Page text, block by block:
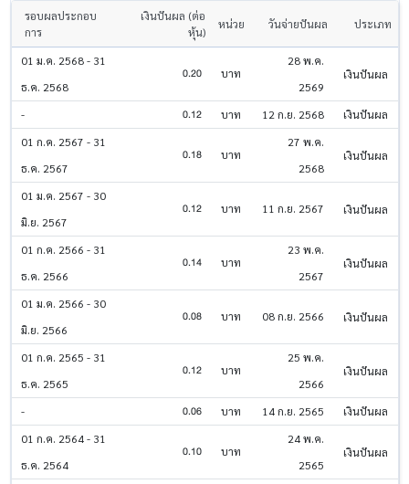
รอบผลประกอบ
การ
เงินปันผล (ต่อ
หุ้น)
หน่วย วันจ่ายปันผล ประเภท
01 ม.ค. 2568 - 31
ธ.ค. 2568
0.20 บาท
28 พ.ค.
2569
เงินปันผล
- 0.12 บาท 12 ก.ย. 2568
เงินปันผล
01 ก.ค. 2567 - 31
ธ.ค. 2567
0.18 บาท
27 พ.ค.
2568
เงินปันผล
01 ม.ค. 2567 - 30
มิ.ย. 2567
0.12 บาท 11 ก.ย. 2567 เงินปันผล
01 ก.ค. 2566 - 31
ธ.ค. 2566
0.14 บาท
23 พ.ค.
2567
เงินปันผล
01 ม.ค. 2566 - 30
มิ.ย. 2566
0.08 บาท 08 ก.ย. 2566 เงินปันผล
01 ก.ค. 2565 - 31
ธ.ค. 2565
0.12 บาท
25 พ.ค.
2566
เงินปันผล
- 0.06 บาท 14 ก.ย. 2565
เงินปันผล
01 ก.ค. 2564 - 31
ธ.ค. 2564
0.10 บาท
24 พ.ค.
2565
เงินปันผล